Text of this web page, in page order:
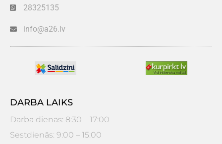
28325135
info@a26.lv
DARBA LAIKS
Darba dienās: 8:30 – 17:00
Sestdienās: 9:00 – 15:00